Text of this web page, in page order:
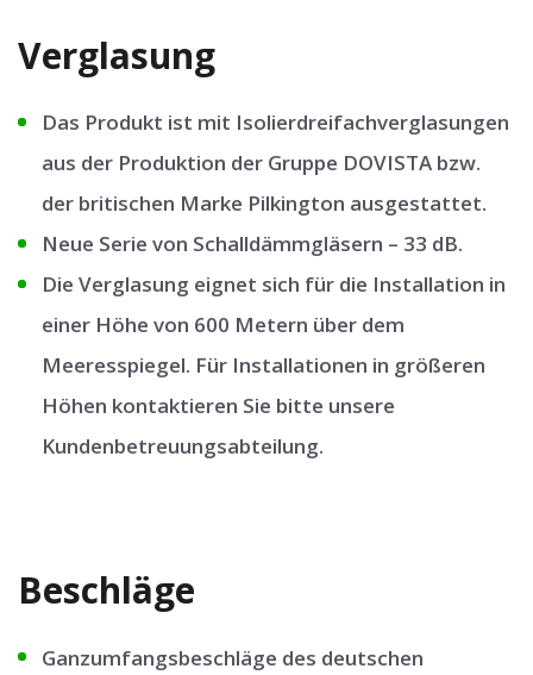
Verglasung
Das Produkt ist mit Isolierdreifachverglasungen
aus der Produktion der Gruppe DOVISTA bzw.
der britischen Marke Pilkington ausgestattet.
Neue Serie von Schalldämmgläsern – 33 dB.
Die Verglasung eignet sich für die Installation in
einer Höhe von 600 Metern über dem
Meeresspiegel. Für Installationen in größeren
Höhen kontaktieren Sie bitte unsere
Kundenbetreuungsabteilung.
Beschläge
Ganzumfangsbeschläge des deutschen